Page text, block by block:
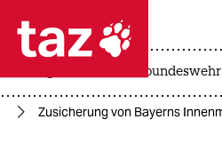
 taz zahl ich
taz zahl ich
bundeswehr
Zusicherung von Bayerns